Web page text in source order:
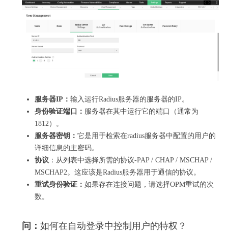
服务器IP： 输入运行Radius服务器的服务器的IP。
身份验证端口： 服务器在其中运行它的端口（通常为
1812）。
服务器密钥： 它是用于检索在radius服务器中配置的用户的
详细信息的主密码。
协议 ：从列表中选择所需的协议-PAP / CHAP / MSCHAP /
MSCHAP2。 这应该是Radius服务器用于通信的协议。
重试身份验证： 如果存在连接问题，请选择OPM重试的次
数。
问： 如何在自动登录中控制用户的特权？